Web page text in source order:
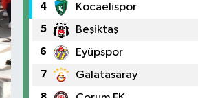
4 Kocaelispor
5 Beşiktaş
6 Eyüpspor
7 Galatasaray